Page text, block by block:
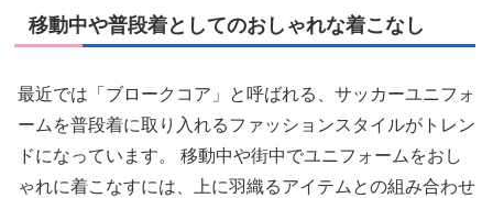
移動中や普段着としてのおしゃれな着こなし
最近では「ブロークコア」と呼ばれる、サッカーユニフォ
ームを普段着に取り入れるファッションスタイルがトレン
ドになっています。 移動中や街中でユニフォームをおし
ゃれに着こなすには、上に羽織るアイテムとの組み合わせ